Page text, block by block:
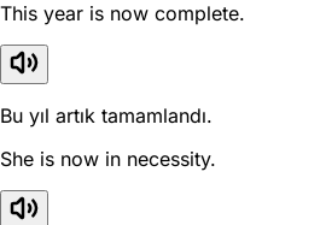
This year is now complete.
Bu yıl artık tamamlandı.
She is now in necessity.